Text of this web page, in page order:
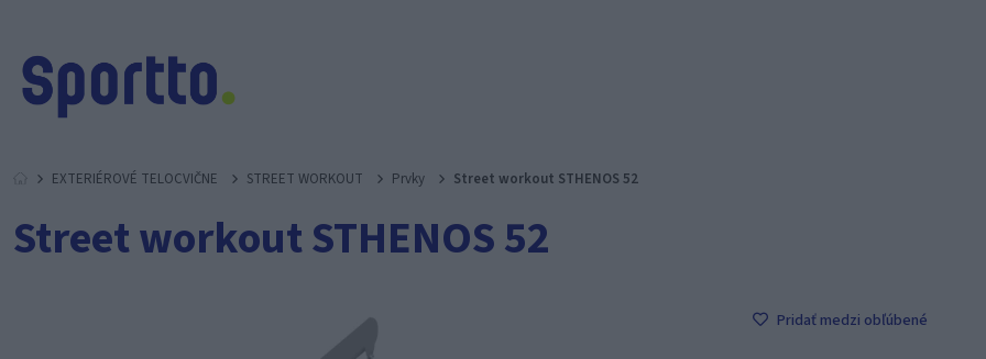
EXTERIÉROVÉ TELOCVIČNE STREET WORKOUT Prvky Street workout STHENOS 52
Street workout STHENOS 52
Pridať medzi obľúbené